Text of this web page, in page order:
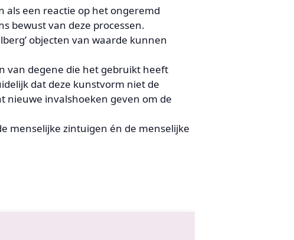
als een reactie op het ongeremd
bewust van deze processen.
objecten van waarde kunnen
van degene die het gebruikt heeft
dat deze kunstvorm niet de
nieuwe invalshoeken geven om de
menselijke zintuigen én de menselijke